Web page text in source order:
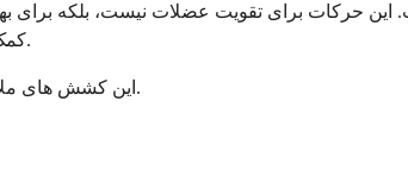
حرکات برای تقویت عضلات نیست، بلکه برای
کمک به لغزش آزادانه تر عصب میانی و تاندون های اطراف در تونل کارپال طراحی شده اند.
این کشش های ملایم را ۱-۲ بار در روز انجام دهید. به یاد داشته باشید، آنها هرگز نباید باعث درد شدید شوند.